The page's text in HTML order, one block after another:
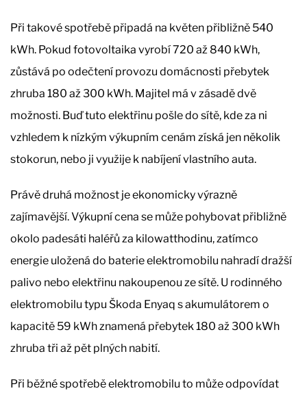
Při takové spotřebě připadá na květen přibližně 540
kWh. Pokud fotovoltaika vyrobí 720 až 840 kWh,
zůstává po odečtení provozu domácnosti přebytek
zhruba 180 až 300 kWh. Majitel má v zásadě dvě
možnosti. Buď tuto elektřinu pošle do sítě, kde za ni
vzhledem k nízkým výkupním cenám získá jen několik
stokorun, nebo ji využije k nabíjení vlastního auta.
Právě druhá možnost je ekonomicky výrazně
zajímavější. Výkupní cena se může pohybovat přibližně
okolo padesáti haléřů za kilowatthodinu, zatímco
energie uložená do baterie elektromobilu nahradí dražší
palivo nebo elektřinu nakoupenou ze sítě. U rodinného
elektromobilu typu Škoda Enyaq s akumulátorem o
kapacitě 59 kWh znamená přebytek 180 až 300 kWh
zhruba tři až pět plných nabití.
Při běžné spotřebě elektromobilu to může odpovídat